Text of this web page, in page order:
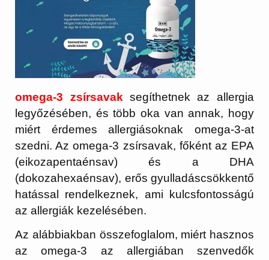
omega-3 zsírsavak segíthetnek az allergia
legyőzésében, és több oka van annak, hogy
miért érdemes allergiásoknak omega-3-at
szedni. Az omega-3 zsírsavak, főként az EPA
(eikozapentaénsav) és a DHA
(dokozahexaénsav), erős gyulladáscsökkentő
hatással rendelkeznek, ami kulcsfontosságú
az allergiák kezelésében.
Az alábbiakban összefoglalom, miért hasznos
az omega-3 az allergiában szenvedők